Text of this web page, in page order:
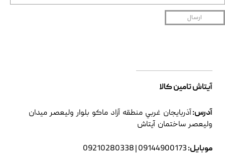
ارسال
آیتاش تامین کالا
آدرس:آذربايجان غربي منطقه آزاد ماکو بلوار وليعصر ميدان
وليعصر ساختمان آیتاش
موبایل:09144900173
|
09210280338